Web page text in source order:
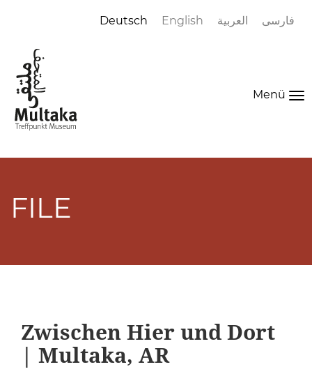
Deutsch English العربية فارسی
Menü
FILE
Zwischen Hier und Dort
| Multaka, AR